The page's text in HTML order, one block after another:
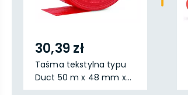
30,39 zł
Taśma tekstylna typu
Duct 50 m x 48 mm x...